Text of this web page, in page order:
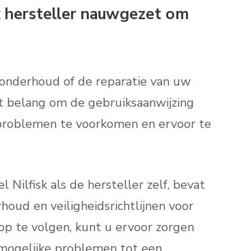
hersteller nauwgezet om
of de reparatie van uw
om de gebruiksaanwijzing
te voorkomen en ervoor te
Nilfisk als de hersteller zelf, bevat
en veiligheidsrichtlijnen voor
te volgen, kunt u ervoor zorgen